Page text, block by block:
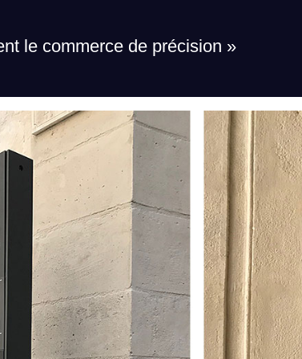
le commerce de précision »
le commerce de précision »